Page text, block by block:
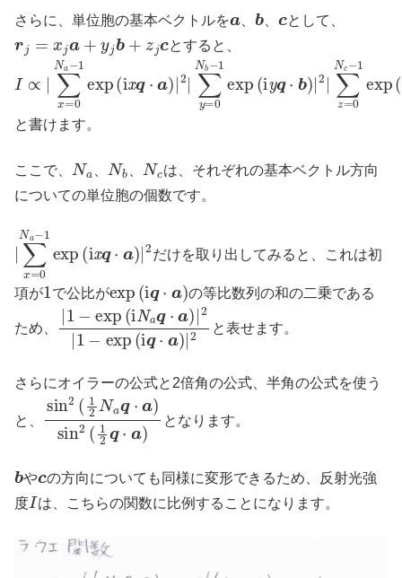
さらに、単位胞の基本ベクトルを 、
b
、 として、
c
とすると、
I∝
∑ 0Na− exp a) |2
∑ 0Nb− exp b) |2
∑ 0Nc− exp( ) |2
と書けます。
ここで、
Na Nb Nc
は、それぞれの基本ベクトル方向
についての単位胞の個数です。
|∑x=0 −1 ixq ⋅ a | 2
だけを取り出してみると、これは初
項が
1
で公比が
exp (iq
の等比数列の和の二乗である
ため、
1−exp(iNaq⋅a )| 2|1 − exp ⋅ )
と表せます。
さらにオイラーの公式と2倍角の公式、半角の公式を使う
と、
sin2 (12Naq ⋅ a)sin 2 12 q a
となります。
b
や の方向についても同様に変形できるため、反射光強
度
I
は、こちらの関数に比例することになります。